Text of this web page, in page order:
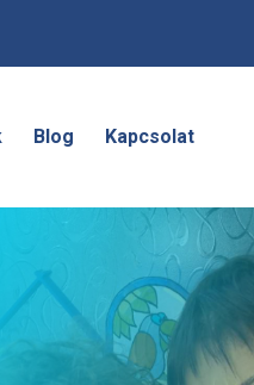
Blog Kapcsolat